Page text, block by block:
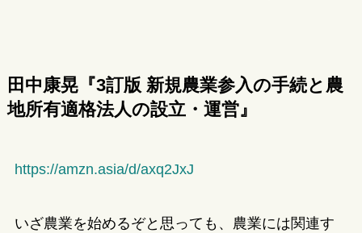
田中康晃『3訂版 新規農業参入の手続と農
地所有適格法人の設立・運営』
https://amzn.asia/d/axq2JxJ
いざ農業を始めるぞと思っても、農業には関連す